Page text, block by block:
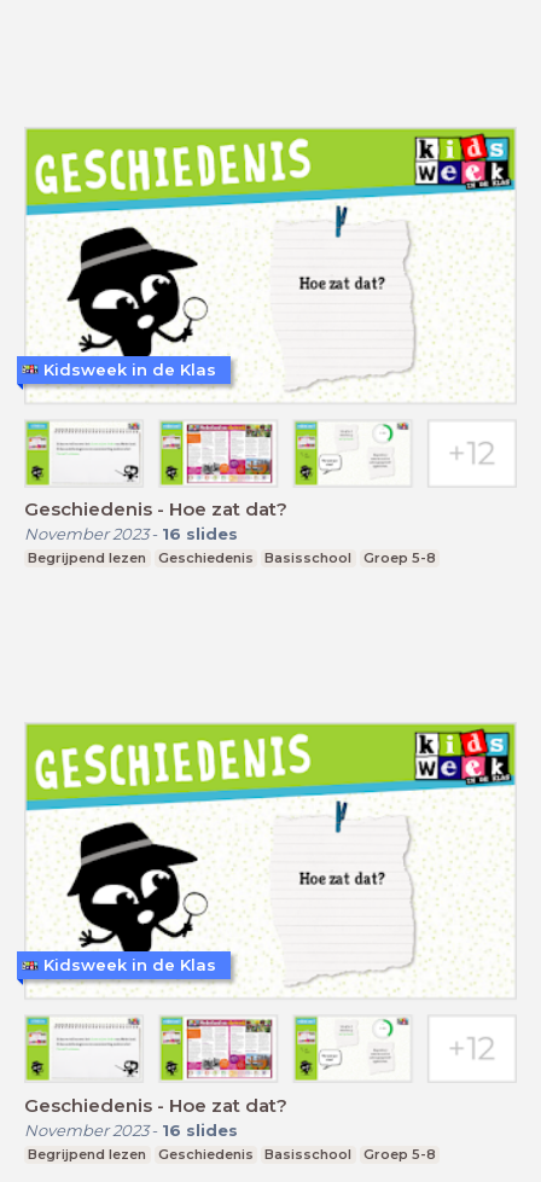
Geschiedenis - Hoe zat dat?
November 2023- 16 slides
Begrijpend lezen Geschiedenis Basisschool Groep 5-8
Kidsweek in de Klas
Geschiedenis - Hoe zat dat?
November 2023- 16 slides
Begrijpend lezen Geschiedenis Basisschool Groep 5-8
Kidsweek in de Klas